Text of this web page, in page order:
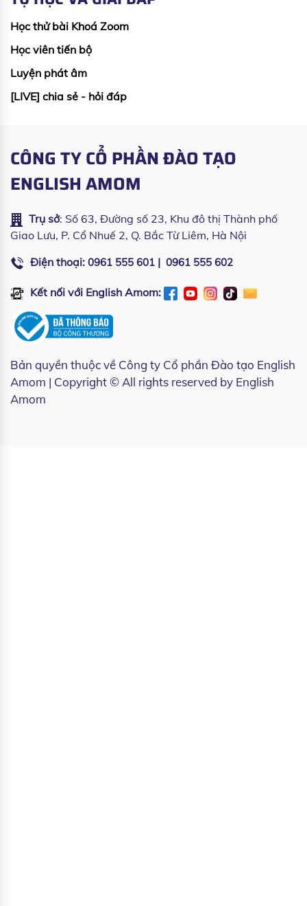
Học thử bài Khoá Zoom
Học viên tiến bộ
Luyện phát âm
[LIVE] chia sẻ - hỏi đáp
CÔNG TY CỔ PHẦN ĐÀO TẠO
ENGLISH AMOM
Trụ sở: Số 63, Đường số 23, Khu đô thị Thành phố
Giao Lưu, P. Cổ Nhuế 2, Q. Bắc Từ Liêm, Hà Nội
Điện thoại: 0961 555 601 | 0961 555 602
Kết nối với English Amom:
Bản quyền thuộc về Công ty Cổ phần Đào tạo English
Amom | Copyright © All rights reserved by English
Amom